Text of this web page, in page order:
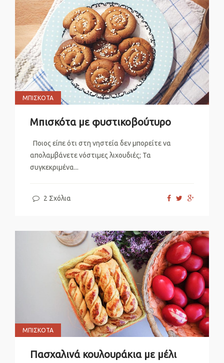
ΜΠΙΣΚΌΤΑ
Μπισκότα με φυστικοβούτυρο
Ποιος είπε ότι στη νηστεία δεν μπορείτε να
απολαμβάνετε νόστιμες λιχουδιές; Τα
συγκεκριμένα...
2 Σχόλια
ΜΠΙΣΚΌΤΑ
Πασχαλινά κουλουράκια με μέλι